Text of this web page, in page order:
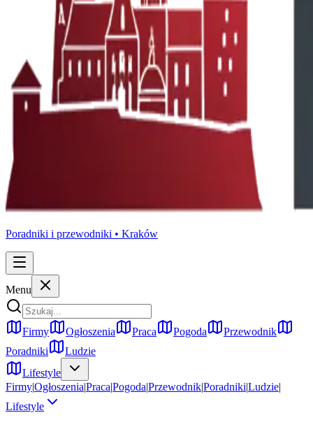
Poradniki i przewodniki • Kraków
Menu
Firmy Ogłoszenia Praca Pogoda
Przewodnik
Poradniki
Ludzie
Lifestyle
Firmy|Ogłoszenia|Praca|Pogoda|Przewodnik|Poradniki|Ludzie|
Lifestyle